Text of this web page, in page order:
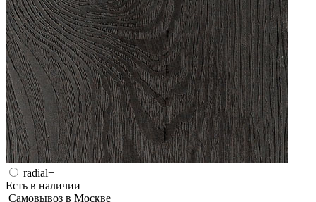
radial+
Есть в наличии
Самовывоз в Москве